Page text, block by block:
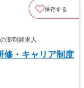
保存する
薬剤師求人
修・キャリア制度